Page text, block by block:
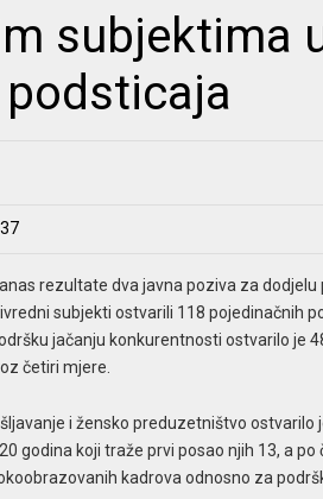
subjektima
rezultate dva javna poziva za
subjekti ostvarili 118 pojedinačnih
jačanju konkurentnosti ostvarilo je
četiri mjere.
i žensko preduzetništvo ostvarilo
godina koji traže prvi posao njih 13, a
kadrova odnosno za